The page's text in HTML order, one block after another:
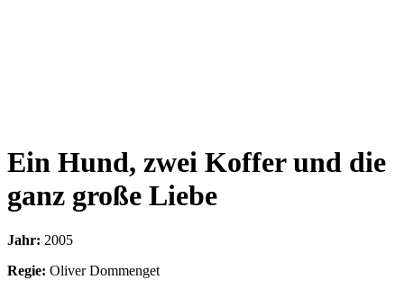
Ein Hund, zwei Koffer und die
ganz große Liebe
Jahr: 2005
Regie: Oliver Dommenget